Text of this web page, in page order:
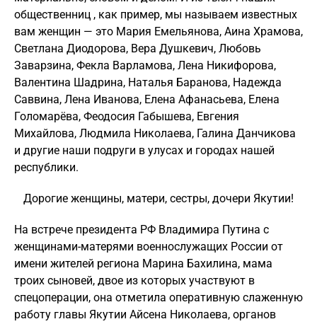
общественниц , как пример, мы называем известных
вам женщин — это Мария Емельянова, Аина Храмова,
Светлана Диодорова, Вера Душкевич, Любовь
Заварзина, Фекла Варламова, Лена Никифорова,
Валентина Шадрина, Наталья Баранова, Надежда
Саввина, Лена Иванова, Елена Афанасьева, Елена
Голомарёва, Феодосия Габышева, Евгения
Михайлова, Людмила Николаева, Галина Данчикова
и другие наши подруги в улусах и городах нашей
республики.
Дорогие женщины, матери, сестры, дочери Якутии!
На встрече президента РФ Владимира Путина с
женщинами-матерями военнослужащих России от
имени жителей региона Марина Бахилина, мама
троих сыновей, двое из которых участвуют в
спецоперации, она отметила оперативную слаженную
работу главы Якутии Айсена Николаева, органов